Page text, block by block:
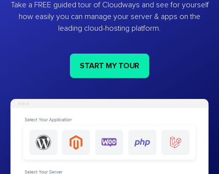
Take a FREE guided tour of Cloudways and see for yourself
how easily you can manage your server & apps on the
leading cloud-hosting platform.
START MY TOUR